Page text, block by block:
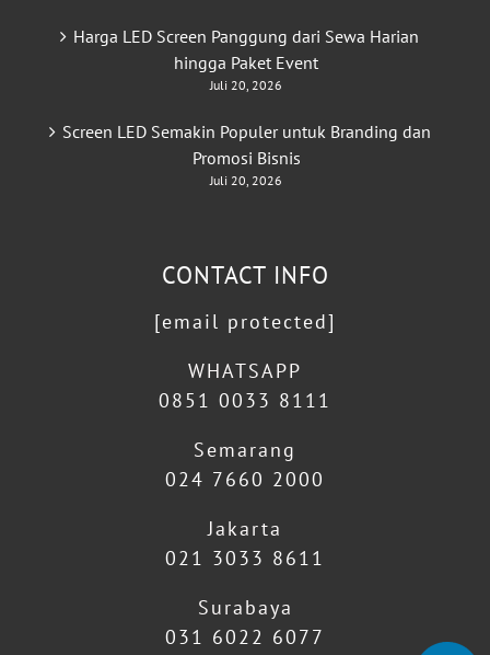
Harga LED Screen Panggung dari Sewa Harian
hingga Paket Event
Juli 20, 2026
Screen LED Semakin Populer untuk Branding dan
Promosi Bisnis
Juli 20, 2026
CONTACT INFO
[email protected]
WHATSAPP
0851 0033 8111
Semarang
024 7660 2000
Jakarta
021 3033 8611
Surabaya
031 6022 6077